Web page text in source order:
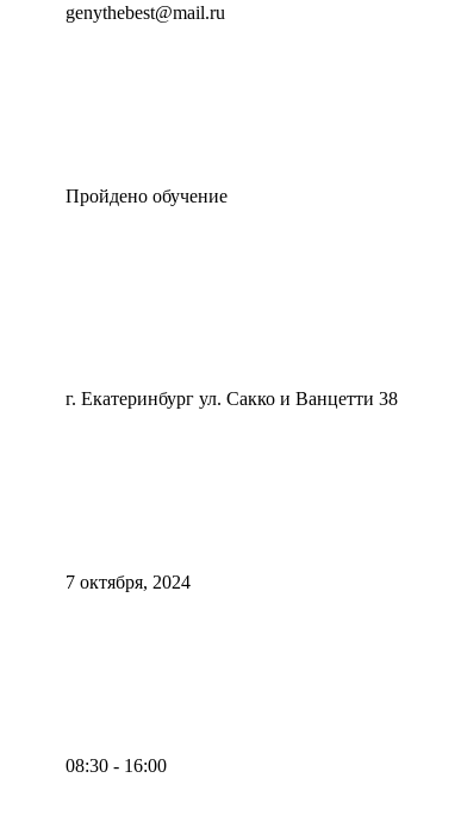
genythebest@mail.ru
Пройдено обучение
г. Екатеринбург ул. Сакко и Ванцетти 38
7 октября, 2024
08:30 - 16:00